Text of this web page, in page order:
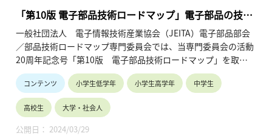
「第10版 電子部品技術ロードマップ」電子部品の技術
動向
一般社団法人 電子情報技術産業協会（JEITA）電子部品部会
／部品技術ロードマップ専門委員会では、当専門委員会の活動
20周年記念号「第10版 電子部品技術ロードマップ」を取り
まとめました。本ページでは電子部品の技術動向についてご紹
介いたします。
コンテンツ 小学生低学年 小学生高学年 中学生
高校生 大学・社会人
公開日： 2024/03/29